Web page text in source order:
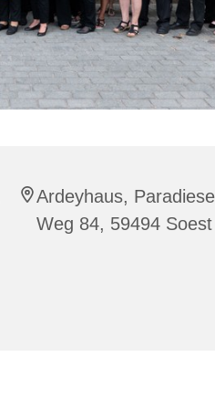
Ardeyhaus,
Weg 84, 59494 Soest